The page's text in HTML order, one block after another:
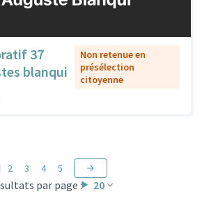
37
blanqui
Non retenue en
présélection
citoyenne
par page : 20
2 3 4 5